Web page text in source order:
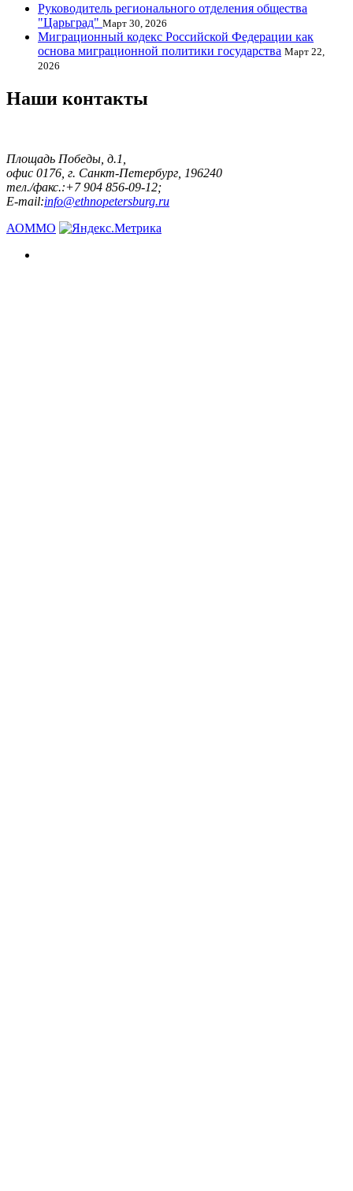
Руководитель регионального отделения общества
"Царьград" Март 30, 2026
Миграционный кодекс Российской Федерации как
основа миграционной политики государства Март 22,
2026
Наши контакты
Площадь Победы, д.1,
офис 0176, г. Санкт-Петербург, 196240
тел./факс.:+7 904 856-09-12;
E-mail:info@ethnopetersburg.ru
АОММО